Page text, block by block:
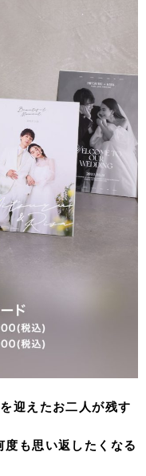
迎えたお二人が残す
も思い返したくなる